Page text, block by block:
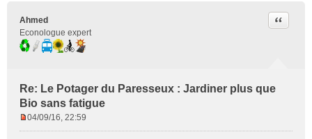
Ahmed
Econologue expert
Re: Le Potager du Paresseux : Jardiner plus que
Bio sans fatigue
Citer
04/09/16, 22:59